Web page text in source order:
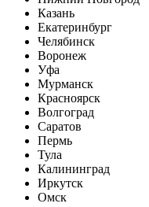
Казань
Екатеринбург
Челябинск
Воронеж
Уфа
Мурманск
Красноярск
Волгоград
Саратов
Пермь
Тула
Калининград
Иркутск
Омск